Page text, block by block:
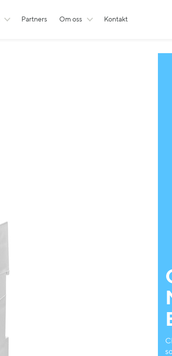
Partners Om oss Kontakt